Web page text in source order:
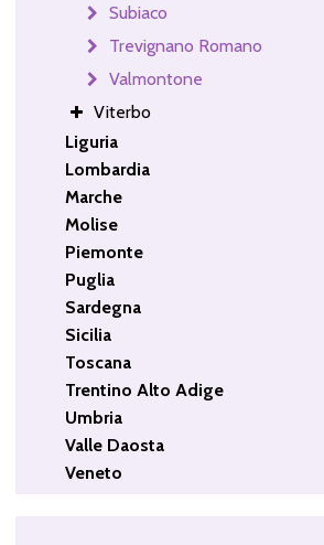
Subiaco
Trevignano Romano
Valmontone
Viterbo
Liguria
Lombardia
Marche
Molise
Piemonte
Puglia
Sardegna
Sicilia
Toscana
Trentino Alto Adige
Umbria
Valle Daosta
Veneto